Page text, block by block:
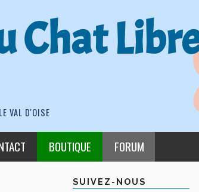
Chat
VAL D'OISE
BOUTIQUE FORUM
SUIVEZ-NOUS